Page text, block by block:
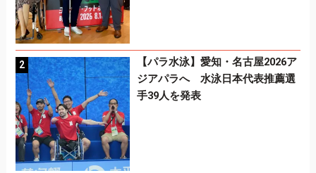
【パラ水泳】愛知・名古屋2026ア
ジアパラへ 水泳日本代表推薦選
手39人を発表